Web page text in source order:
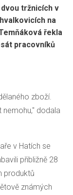
tržnicích v
na
řekla
pracovníků
zboží.
nemohu," dodala
v Hatích se
přibližně 28
produktů
známých